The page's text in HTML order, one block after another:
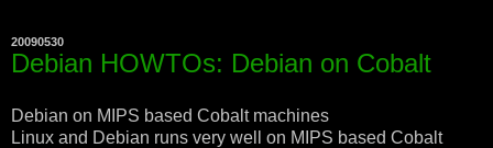
20090530
Debian HOWTOs: Debian on Cobalt
Debian on MIPS based Cobalt machines
Linux and Debian runs very well on MIPS based Cobalt